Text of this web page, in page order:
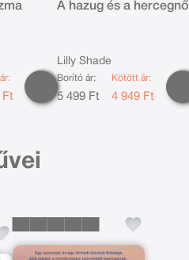
Ft
A hazug és a hercegnő
Lilly Shade
Borító ár:
5 499 Ft
Kötött ár:
4 949 Ft